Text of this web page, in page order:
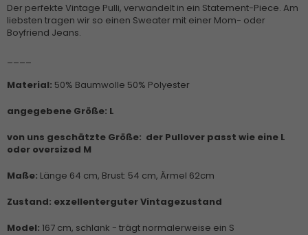
Der perfekte Vintage Pulli, verwandelt in ein Statement-Piece. Am
liebsten tragen wir so einen Sweater mit einer Mom- oder
Boyfriend Jeans.
Material: 50% Baumwolle 50% Polyester
angegebene Größe: L
von uns geschätzte Größe: der Pullover passt wie eine L
oder oversized M
Maße: Länge 64 cm, Brust: 54 cm, Ärmel 62cm
Zustand: exzellenterguter Vintagezustand
Model: 167 cm, schlank - trägt normalerweise ein S